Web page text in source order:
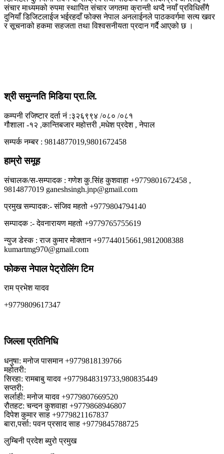
संचार माध्यमको रुपमा स्थापित संचार जगतमा क्रान्ती थप्दै नयाँ प्रविधिसँगै
दुनियाँ डिजिटलाईज भईरहदाँ फोक्स नेपाल अनलाईनले पाठकवर्गमा सत्य खवर
र सूचनाको हकमा सहजता तथा विश्वसनीयता प्रदान गर्दै आएको छ ।
श्री समुन्नति मिडिया प्रा.लि.
कम्पनी रजिष्टार दर्ता नं :३२६९९४ /०८० /०८१
गौशाला -१२ ,कान्तिबजार महोत्तरी ,मधेश प्रदेश , नेपाल
सम्पर्क नम्बर : 9814877019,9801672458
हाम्रो समूह
संचालक/स-सम्पादक : गणेश कु.सिंह कुशवाहा +9779801672458 ,
9814877019 ganeshsingh.jnp@gmail.com
प्रमुख सम्पादक:- संजिव महतो +9779804794140
सम्पादक :- देवनारायण महतो +9779765755619
न्युज डेस्क : राज कुमार मोक्तान +97744015661,9812008388
kumartmg970@gmail.com
फोकस नेपाल पेट्रोलिंग टिम
राम प्रभेश यादव
+9779809617347
जिल्ला प्रतिनिधि
धनुषा: मनोज पासमान +9779818139766
महोतरी:
सिरहा: रामबाबु यादव +9779848319733,980835449
सप्तरी:
सर्लाही: मनोज यादव +9779807669520
रौतहट: चन्दन कुशवाहा +9779868946807
दिपेश कुमार साह +9779821167837
बारा,पर्सा: पवन प्रसाद साह +9779845788725
लुम्बिनी प्रदेश ब्युरो प्रमुख